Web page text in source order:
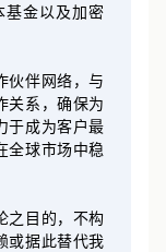
基金以及加密
伙伴网络，与
关系，确保为
于成为客户最
全球市场中稳
之目的，不构
或据此替代我